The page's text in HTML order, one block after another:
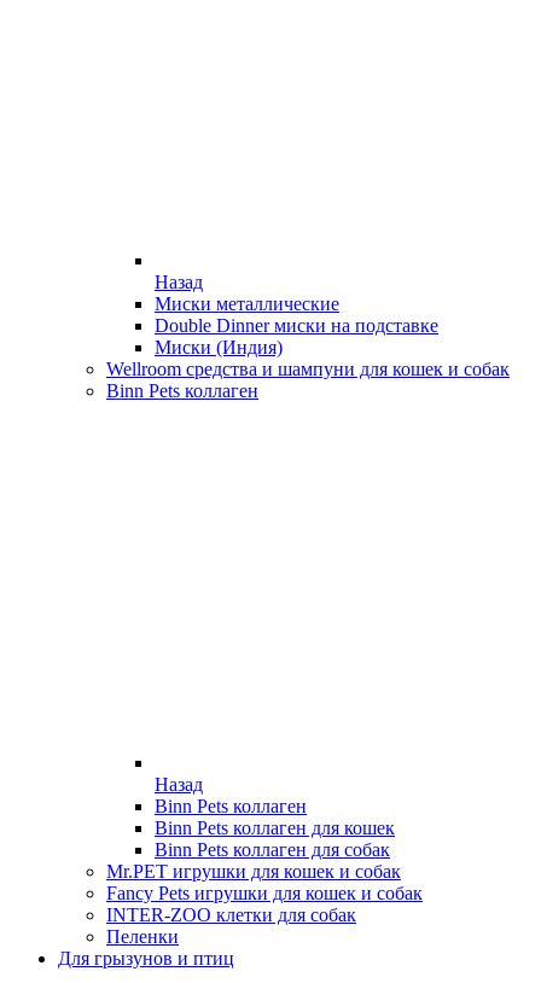
Назад
Миски металлические
Double Dinner миски на подставке
Миски (Индия)
Wellroom средства и шампуни для кошек и собак
Binn Pets коллаген
Назад
Binn Pets коллаген
Binn Pets коллаген для кошек
Binn Pets коллаген для собак
Mr.PET игрушки для кошек и собак
Fancy Pets игрушки для кошек и собак
INTER-ZOO клетки для собак
Пеленки
Для грызунов и птиц